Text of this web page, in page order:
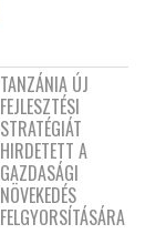
TANZÁNIA ÚJ
FEJLESZTÉSI
STRATÉGIÁT
HIRDETETT A
GAZDASÁGI
NÖVEKEDÉS
FELGYORSÍTÁSÁRA